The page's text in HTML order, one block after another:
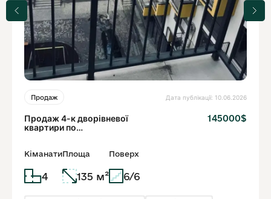
Продаж Дата публікації: 10.06.2026
Продаж 4-к дворівневої
квартири по
145000$
Кіманати
4
Площа
135 м²
Поверх
6/6